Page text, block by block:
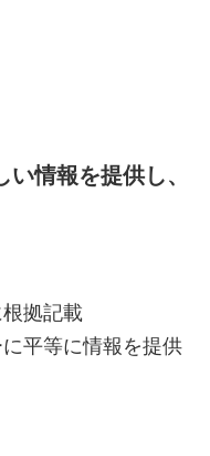
情報を提供し、
拠記載
平等に情報を提供